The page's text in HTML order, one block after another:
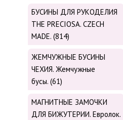
БУСИНЫ ДЛЯ РУКОДЕЛИЯ
THE PRECIOSA. CZECH
MADE. (814)
ЖЕМЧУЖНЫЕ БУСИНЫ
ЧЕХИЯ. Жемчужные
бусы. (61)
МАГНИТНЫЕ ЗАМОЧКИ
ДЛЯ БИЖУТЕРИИ. Евролок.